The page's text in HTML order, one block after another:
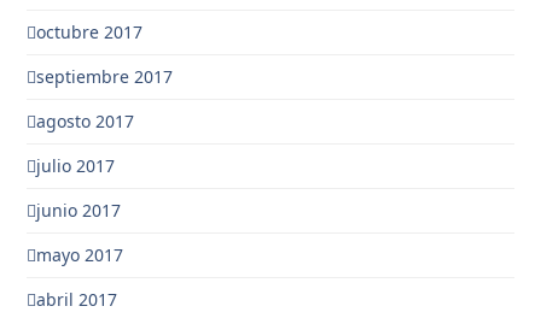
octubre 2017
septiembre 2017
agosto 2017
julio 2017
junio 2017
mayo 2017
abril 2017